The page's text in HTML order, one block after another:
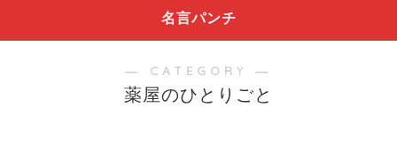
名言パンチ
― CATEGORY ―
薬屋のひとりごと